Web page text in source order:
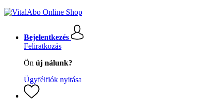
Bejelentkezés
Feliratkozás
Ön új nálunk?
Ügyfélfiók nyitása